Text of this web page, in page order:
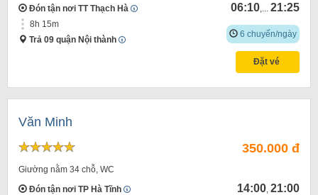
Đón tận nơi TT Thạch Hà
8h 15m
Trả 09 quận Nội thành
06:10 21:25
6 chuyến/ngày
Đặt vé
Văn Minh
Giường nằm 34 chỗ, WC
Đón tận nơi TP Hà Tĩnh
350.000 đ
14:00 21:00